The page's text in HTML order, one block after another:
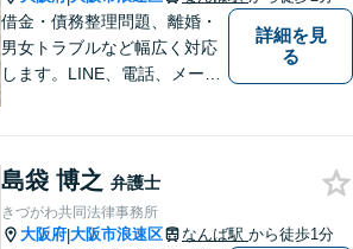
借金・債務整理問題、離婚・
男女トラブルなど幅広く対応
します。LINE、電話、メー
をできるだけ少なく！相談し
やすい環境づくりに努め、納
得できる解決を目指します！
詳細を見
る
島袋 博之 弁護士
きづがわ共同法律事務所
大阪府|大阪市浪速区 なんば駅 から徒歩1分